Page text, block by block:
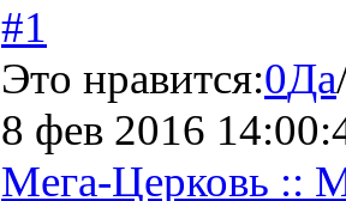
#1
Это нравится:0Да
8 фев 2016
Мега-Церковь ::